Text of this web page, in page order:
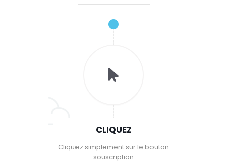
CLIQUEZ
Cliquez simplement sur le bouton
souscription